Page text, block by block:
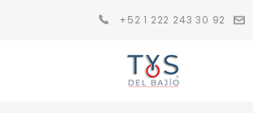
+52 1 222 243 30 92